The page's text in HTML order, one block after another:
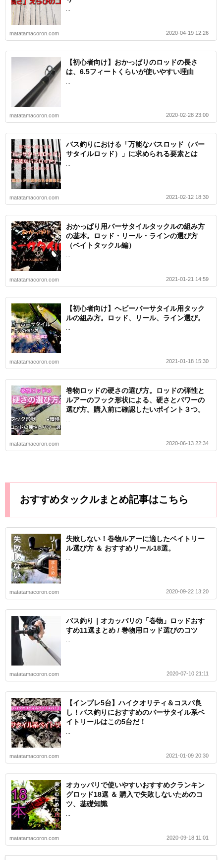
matatamacoron.com 2020-04-19 12:26
【初心者向け】おかっぱりのロッドの長さ
は、6.5フィートくらいが使いやすい理由
matatamacoron.com 2020-02-28 23:00
バス釣りにおける「万能なバスロッド（バー
サタイルロッド）」に求められる要素とは
matatamacoron.com 2021-02-12 18:30
おかっぱり用バーサタイルタックルの組み方
の基本。ロッド・リール・ラインの選び方
（ベイトタックル編）
matatamacoron.com 2021-01-21 14:59
【初心者向け】ヘビーバーサタイル用タック
ルの組み方。ロッド、リール、ライン選び。
matatamacoron.com 2021-01-18 15:30
巻物ロッドの硬さの選び方。ロッドの弾性と
ルアーのフック形状による、硬さとパワーの
選び方。購入前に確認したいポイント３つ。
matatamacoron.com 2020-06-13 22:34
おすすめタックルまとめ記事はこちら
失敗しない！巻物ルアーに適したベイトリー
ル選び方 ＆ おすすめリール18選。
matatamacoron.com 2020-09-22 13:20
バス釣り｜オカッパリの「巻物」ロッドおす
すめ11選まとめ / 巻物用ロッド選びのコツ
matatamacoron.com 2020-07-10 21:11
【インプレ5台】ハイクオリティ＆コスパ良
し！バス釣りにおすすめのバーサタイル系ベ
イトリールはこの5台だ！
matatamacoron.com 2021-01-09 20:30
オカッパリで使いやすいおすすめクランキン
グロッド18選 ＆ 購入で失敗しないためのコ
ツ、基礎知識
matatamacoron.com 2020-09-18 11:01